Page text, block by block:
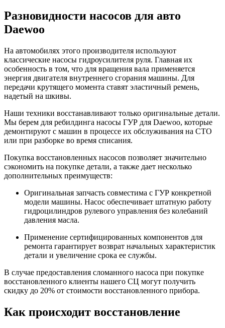
Разновидности насосов для авто
Daewoo
На автомобилях этого производителя используют
классические насосы гидроусилителя руля. Главная их
особенность в том, что для вращения вала применяется
энергия двигателя внутреннего сгорания машины. Для
передачи крутящего момента ставят эластичный ремень,
надетый на шкивы.
Наши техники восстанавливают только оригинальные детали.
Мы берем для ребилдинга насосы ГУР для Daewoo, которые
демонтируют с машин в процессе их обслуживания на СТО
или при разборке во время списания.
Покупка восстановленных насосов позволяет значительно
сэкономить на покупке детали, а также дает несколько
дополнительных преимуществ:
Оригинальная запчасть совместима с ГУР конкретной
модели машины. Насос обеспечивает штатную работу
гидроцилиндров рулевого управления без колебаний
давления масла.
Применение сертифицированных компонентов для
ремонта гарантирует возврат начальных характеристик
детали и увеличение срока ее службы.
В случае предоставления сломанного насоса при покупке
восстановленного клиенты нашего СЦ могут получить
скидку до 20% от стоимости восстановленного прибора.
Как происходит восстановление